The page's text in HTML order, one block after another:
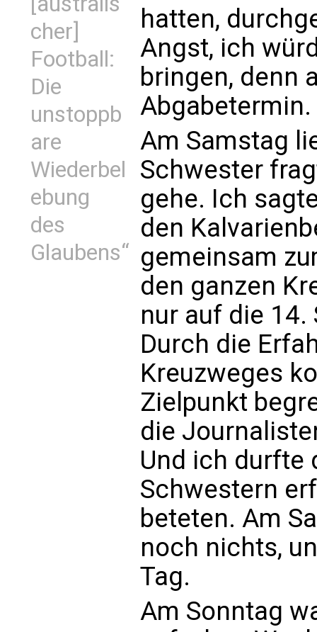
cher]
Football:
Die
unstoppb
are
Wiederbel
ebung
des
Glaubens“
hatten,
Angst, ich
bringen, denn
Abgabetermin.
Am Samstag
Schwester
gehe. Ich
den
gemeinsam
den ganzen
nur auf die
Durch die
Kreuzweges
Zielpunkt
die
Und ich durfte
Schwestern
beteten. Am
noch nichts,
Tag.
Am Sonntag